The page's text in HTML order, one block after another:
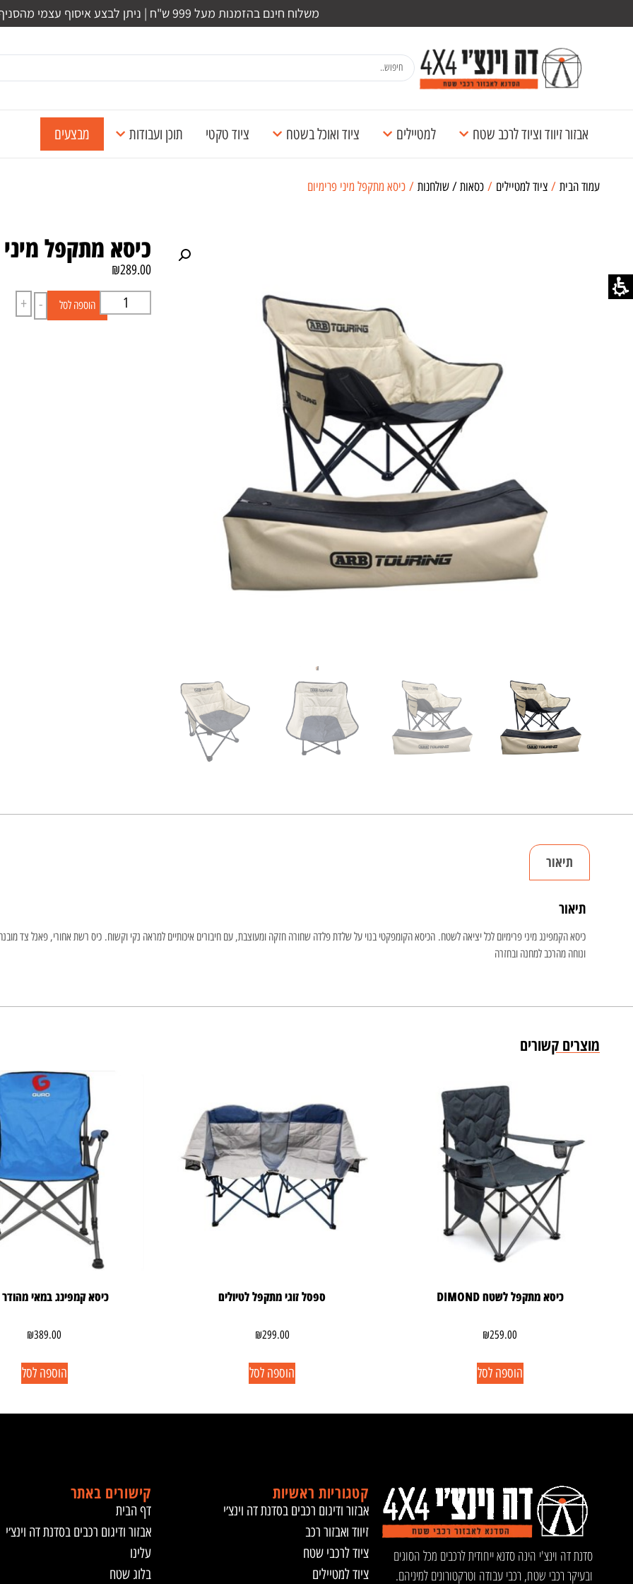
משלוח חינם בהזמנות מעל 999 ש"ח | ניתן לבצע איסוף עצמי מהסניף
אבזור זיווד וציוד לרכב שטח למטיילים ציוד ואוכל בשטח ציוד טקטי תוכן ועבודות מבצעים
עמוד הבית / ציוד למטיילים / כסאות / שולחנות / כיסא מתקפל מיני פרימיום
כיסא מתקפל מיני
₪289.00
-
+ הוספה לסל
תיאור
תיאור
כיסא הקמפינג מיני פרימיום לכל יציאה לשטח. הכיסא הקומפקטי בנוי על שלדת פלדה שחורה חזקה ומעוצבת, עם חיבורים איכותיים למראה נקי וקשוח. כיס רשת אחורי, פאנל צד
ונוחה מהרכב למחנה ובחזרה
מוצרים קשורים
כיסא מתקפל לשטח DIMOND
₪259.00
הוספה לסל
ספסל זוגי מתקפל לטיולים
₪299.00
הוספה לסל
כיסא קמפינג במאי מהודר
₪389.00
הוספה לסל
סדנת דה וינצ'י הינה סדנא ייחודית לרכבים מכל הסוגים
ובעיקר רכבי שטח, רכבי עבודה וטרקטורונים למיניהם.
קטגוריות ראשיות
אבזור ודיגום רכבים בסדנת דה וינצ׳י
זיווד ואבזור רכב
ציוד לרכבי שטח
ציוד למטיילים
קישורים באתר
דף הבית
אבזור ודיגום רכבים בסדנת דה וינצ׳י
עלינו
בלוג שטח